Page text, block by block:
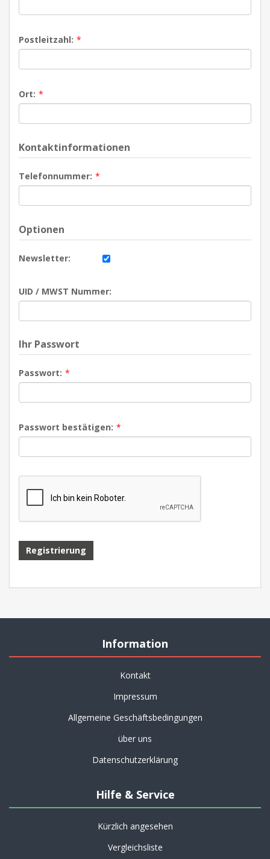
Postleitzahl: *
Ort: *
Kontaktinformationen
Telefonnummer: *
Optionen
Newsletter:
UID / MWST Nummer:
Ihr Passwort
Passwort: *
Passwort bestätigen: *
Information
Kontakt
Impressum
Allgemeine Geschäftsbedingungen
über uns
Datenschutzerklärung
Hilfe & Service
Kürzlich angesehen
Vergleichsliste